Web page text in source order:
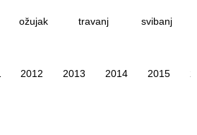
ožujak travanj svibanj
2012 2013 2014 2015